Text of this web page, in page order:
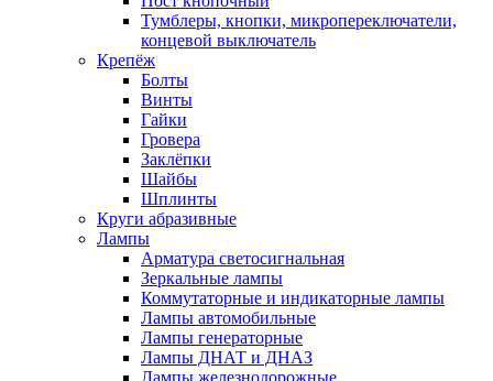
Тумблеры, кнопки, микропереключатели,
концевой выключатель
Крепёж
Болты
Винты
Гайки
Гровера
Заклёпки
Шайбы
Шплинты
Круги абразивные
Лампы
Арматура светосигнальная
Зеркальные лампы
Коммутаторные и индикаторные лампы
Лампы автомобильные
Лампы генераторные
Лампы ДНАТ и ДНАЗ
Лампы железнодорожные